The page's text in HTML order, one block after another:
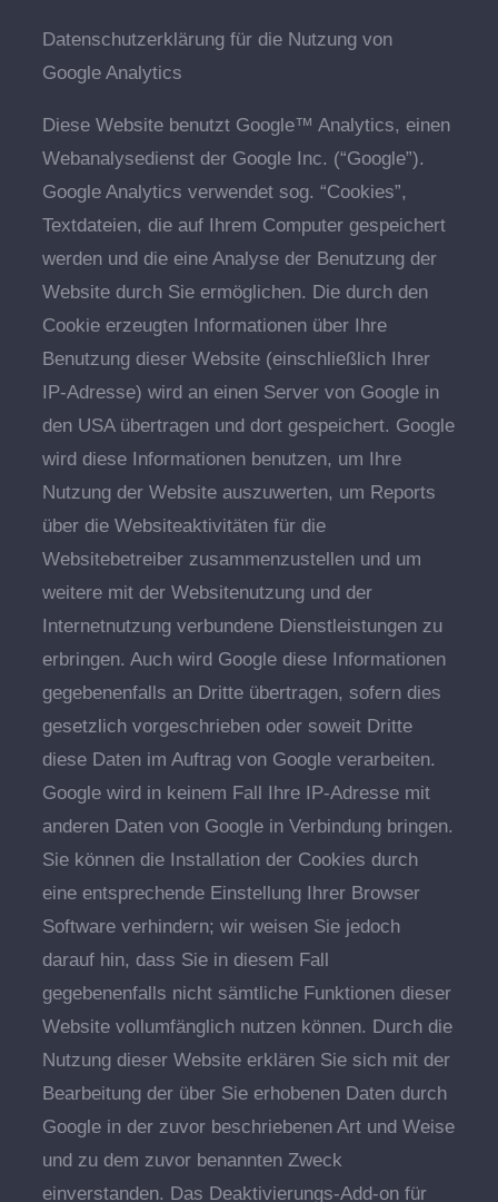
Datenschutzerklärung für die Nutzung von
Google Analytics
Diese Website benutzt Google™ Analytics, einen
Webanalysedienst der Google Inc. (“Google”).
Google Analytics verwendet sog. “Cookies”,
Textdateien, die auf Ihrem Computer gespeichert
werden und die eine Analyse der Benutzung der
Website durch Sie ermöglichen. Die durch den
Cookie erzeugten Informationen über Ihre
Benutzung dieser Website (einschließlich Ihrer
IP-Adresse) wird an einen Server von Google in
den USA übertragen und dort gespeichert. Google
wird diese Informationen benutzen, um Ihre
Nutzung der Website auszuwerten, um Reports
über die Websiteaktivitäten für die
Websitebetreiber zusammenzustellen und um
weitere mit der Websitenutzung und der
Internetnutzung verbundene Dienstleistungen zu
erbringen. Auch wird Google diese Informationen
gegebenenfalls an Dritte übertragen, sofern dies
gesetzlich vorgeschrieben oder soweit Dritte
diese Daten im Auftrag von Google verarbeiten.
Google wird in keinem Fall Ihre IP-Adresse mit
anderen Daten von Google in Verbindung bringen.
Sie können die Installation der Cookies durch
eine entsprechende Einstellung Ihrer Browser
Software verhindern; wir weisen Sie jedoch
darauf hin, dass Sie in diesem Fall
gegebenenfalls nicht sämtliche Funktionen dieser
Website vollumfänglich nutzen können. Durch die
Nutzung dieser Website erklären Sie sich mit der
Bearbeitung der über Sie erhobenen Daten durch
Google in der zuvor beschriebenen Art und Weise
und zu dem zuvor benannten Zweck
einverstanden. Das Deaktivierungs-Add-on für